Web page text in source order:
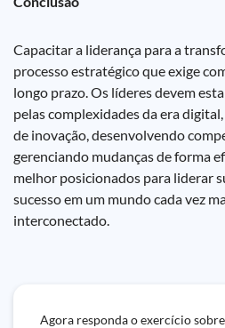
Capacitar a liderança para a
processo estratégico que exige
longo prazo. Os líderes devem
pelas complexidades da era
de inovação, desenvolvendo
gerenciando mudanças de forma
melhor posicionados para liderar
sucesso em um mundo cada vez
interconectado.
Agora responda o exercício